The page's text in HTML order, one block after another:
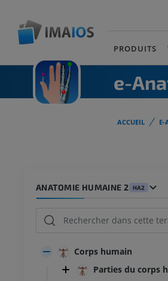
PRODUITS
e-
ACCUEIL E-
ANATOMIE HUMAINE 2 HA2
Corps humain
Parties du corps